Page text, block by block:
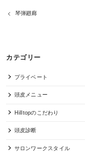
琴弾廻廊
カテゴリー
プライベート
頭皮メニュー
Hilltopのこだわり
頭皮診断
サロンワークスタイル